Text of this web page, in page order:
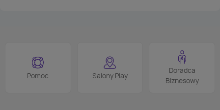
Pomoc Salony Play
Doradca
Biznesowy